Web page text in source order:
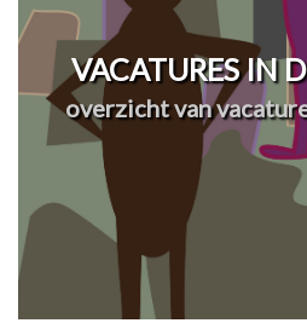
VACATURES IN
overzicht van